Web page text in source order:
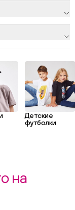
Детские
футболки
на